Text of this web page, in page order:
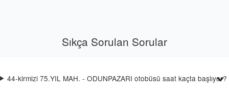
Sıkça Sorulan Sorular
44-kirmizi 75.YIL MAH. - ODUNPAZARI otobüsü saat kaçta başlıyor?